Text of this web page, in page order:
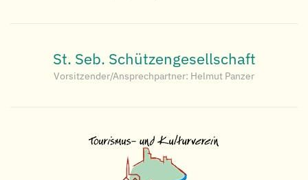
St. Seb. Schützengesellschaft
Vorsitzender/Ansprechpartner: Helmut Panzer